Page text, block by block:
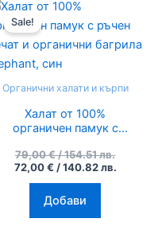
Sale!
Органични халати и кърпи
Халат от 100%
органичен памук с
органични багрила
Elephant, син
79,00€/ 154.51 лв.
was:
79,00 €
/
72,00€ / 140.82 лв.
е:
72,00 €
/
Добави